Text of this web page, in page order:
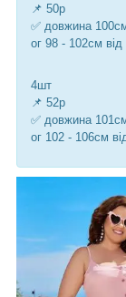
📌 50р
✅ довжина
ог 98 - 102см
4шт
📌 52р
✅ довжина
ог 102 - 106см